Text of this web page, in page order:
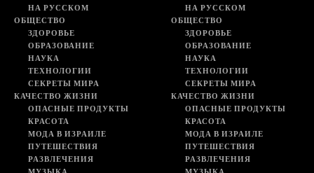
НА РУССКОМ
ОБЩЕСТВО
ЗДОРОВЬЕ
ОБРАЗОВАНИЕ
НАУКА
ТЕХНОЛОГИИ
СЕКРЕТЫ МИРА
КАЧЕСТВО ЖИЗНИ
ОПАСНЫЕ ПРОДУКТЫ
КРАСОТА
МОДА В ИЗРАИЛЕ
ПУТЕШЕСТВИЯ
РАЗВЛЕЧЕНИЯ
НА РУССКОМ
ОБЩЕСТВО
ЗДОРОВЬЕ
ОБРАЗОВАНИЕ
НАУКА
ТЕХНОЛОГИИ
СЕКРЕТЫ МИРА
КАЧЕСТВО ЖИЗНИ
ОПАСНЫЕ ПРОДУКТЫ
КРАСОТА
МОДА В ИЗРАИЛЕ
ПУТЕШЕСТВИЯ
РАЗВЛЕЧЕНИЯ